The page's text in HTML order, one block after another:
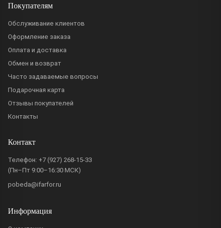
Покупателям
Обслуживание клиентов
Оформление заказа
Оплата и доставка
Обмен и возврат
Часто задаваемые вопросы
Подарочная карта
Отзывы покупателей
Контакты
Контакт
Телефон: +7 (927) 268-15-33
(Пн–Пт 9:00–16:30 МСК)
pobeda@ifarfor.ru
Информация